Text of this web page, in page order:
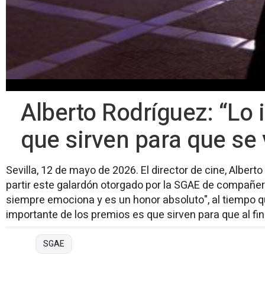
Alberto Rodríguez:
que sirven para que
Sevilla, 12 de mayo de 2026. El director de cine,
partir este galardón otorgado por la SGAE de
siempre emociona y es un honor absoluto", al tiempo
importante de los premios es que sirven para que al
SGAE